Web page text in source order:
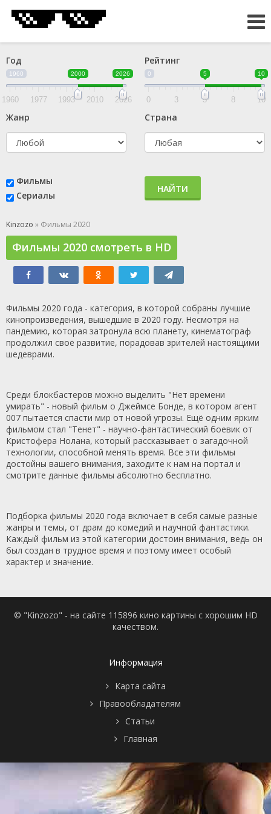
Год
1960 2000 2026
1960 1977 1993 2010 2026
Рейтинг
0 5 10
0 3 5 8 10
Жанр Страна
Фильмы
Сериалы
НАЙТИ
Kinzozo » Фильмы 2020
Фильмы 2020 смотреть в HD
Фильмы 2020 года - категория, в которой собраны лучшие
кинопроизведения, вышедшие в 2020 году. Несмотря на
пандемию, которая затронула всю планету, кинематограф
продолжил своё развитие, порадовав зрителей настоящими
шедеврами.
Среди блокбастеров можно выделить "Нет времени
умирать" - новый фильм о Джеймсе Бонде, в котором агент
007 пытается спасти мир от новой угрозы. Ещё одним ярким
фильмом стал "Тенет" - научно-фантастический боевик от
Кристофера Нолана, который рассказывает о загадочной
технологии, способной менять время. Все эти фильмы
достойны вашего внимания, заходите к нам на портал и
смотрите данные фильмы абсолютно бесплатно.
Подборка фильмы 2020 года включает в себя самые разные
жанры и темы, от драм до комедий и научной фантастики.
Каждый фильм из этой категории достоин внимания, ведь он
был создан в трудное время и поэтому имеет особый
характер и значение.
© "Kinzozo" - на сайте 115896 кино картины с хорошим HD
качеством.
Информация
Карта сайта
Правообладателям
Статьи
Главная